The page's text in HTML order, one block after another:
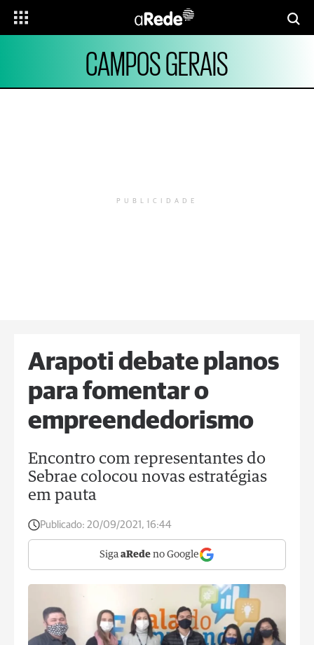
CAMPOS GERAIS
PUBLICIDADE
Arapoti debate planos
para fomentar o
empreendedorismo
Encontro com representantes do
Sebrae colocou novas estratégias
em pauta
Publicado: 20/09/2021, 16:44
Siga aRede no Google